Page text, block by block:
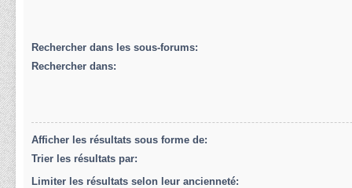
Rechercher dans les sous-forums:
Rechercher dans:
Afficher les résultats sous forme de:
Trier les résultats par:
Limiter les résultats selon leur ancienneté: